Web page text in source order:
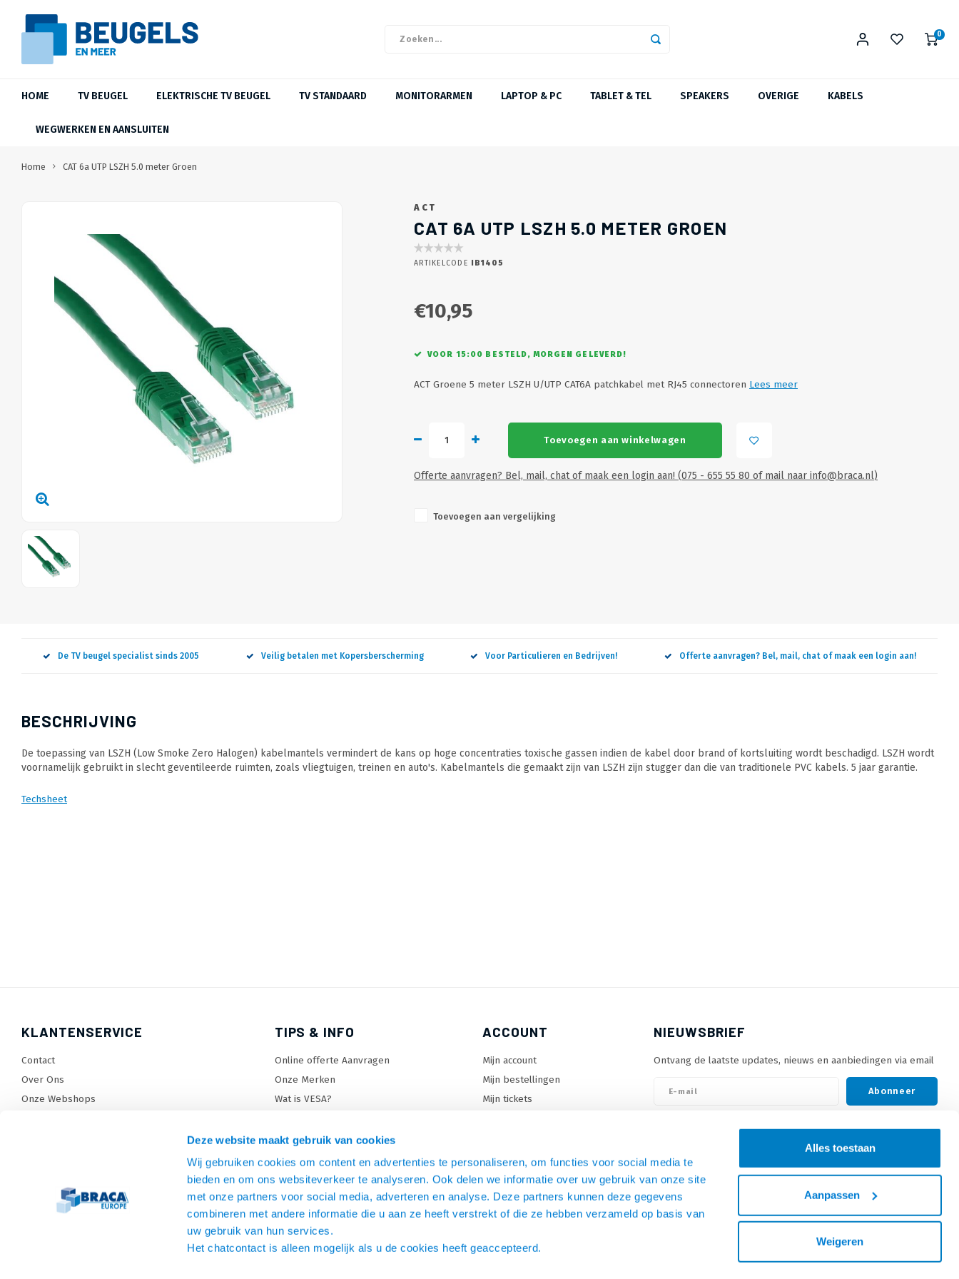
Deze website maakt gebruik van cookies
Wij gebruiken cookies om content en advertenties te personaliseren, om functies voor social media te
bieden en om ons websiteverkeer te analyseren. Ook delen we informatie over uw gebruik van onze site
met onze partners voor social media, adverteren en analyse. Deze partners kunnen deze gegevens
combineren met andere informatie die u aan ze heeft verstrekt of die ze hebben verzameld op basis van
uw gebruik van hun services.
Het chatcontact is alleen mogelijk als u de cookies heeft geaccepteerd.
Alles toestaan
Aanpassen
Weigeren
0
HOME TV BEUGEL ELEKTRISCHE TV BEUGEL TV STANDAARD MONITORARMEN LAPTOP & PC TABLET & TEL SPEAKERS OVERIGE KABELS
WEGWERKEN EN AANSLUITEN
Home CAT 6a UTP LSZH 5.0 meter Groen
ACT
CAT 6A UTP LSZH 5.0 METER GROEN
ARTIKELCODE IB1405
€10,95
VOOR 15:00 BESTELD, MORGEN GELEVERD!
ACT Groene 5 meter LSZH U/UTP CAT6A patchkabel met RJ45 connectoren Lees meer
Toevoegen aan winkelwagen
Offerte aanvragen? Bel, mail, chat of maak een login aan! (075 - 655 55 80 of mail naar info@braca.nl)
Toevoegen aan vergelijking
De TV beugel specialist sinds 2005 Veilig betalen met Kopersberscherming Voor Particulieren en Bedrijven! Offerte aanvragen? Bel, mail, chat of maak een login aan!
BESCHRIJVING
De toepassing van LSZH (Low Smoke Zero Halogen) kabelmantels vermindert de kans op hoge concentraties toxische gassen indien de kabel door brand of kortsluiting wordt beschadigd. LSZH wordt
voornamelijk gebruikt in slecht geventileerde ruimten, zoals vliegtuigen, treinen en auto's. Kabelmantels die gemaakt zijn van LSZH zijn stugger dan die van traditionele PVC kabels. 5 jaar garantie.
Techsheet
KLANTENSERVICE
Contact
Over Ons
Onze Webshops
Betaalmethoden en voorwaarden
Privacy policy
TIPS & INFO
Online offerte Aanvragen
Onze Merken
Wat is VESA?
TV standaard keuzehulp
TV lift keuzehulp
Monitorarm keuzehulp
SiteMap
ACCOUNT
Mijn account
Mijn bestellingen
Mijn tickets
NIEUWSBRIEF
Ontvang de laatste updates, nieuws en aanbiedingen via email
Abonneer